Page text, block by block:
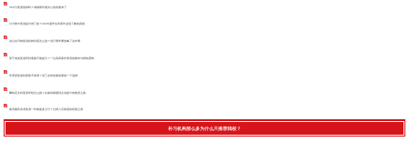
350分复读值得吗？成都家长最关心的答案来了
川大附中复读提分有门道？2026届学生和家长必须了解的真相
凉山全日制复读机构到底怎么选？别只看学费忽略了这件事
望子成龙复读班到底能不能提分？一位高四家长算清的账本与择校逻辑
学而思复读到底靠不靠谱？高三走神党最该看的一个选择
攀枝花文科复读学校怎么挑？从被动刷题到主动提分的蜕变之路
南充戴氏高考复读一年能提多少分？过来人压箱底的经验之谈
补习机构那么多为什么只推荐我校？